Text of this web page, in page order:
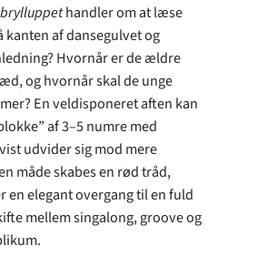
handler om at læse
kanten af dansegulvet og
Hvornår er de ældre
og hvornår skal de unge
En veldisponeret aften kan
af 3–5 numre med
udvider sig mod mere
måde skabes en rød tråd,
en elegant overgang til en fuld
mellem singalong, groove og